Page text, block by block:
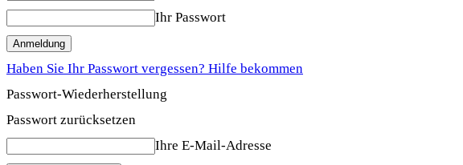
Ihr Passwort
Haben Sie Ihr Passwort vergessen? Hilfe bekommen
Passwort-Wiederherstellung
Passwort zurücksetzen
Ihre E-Mail-Adresse